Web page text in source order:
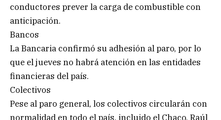
conductores prever la carga de combustible con
anticipación.
Bancos
La Bancaria confirmó su adhesión al paro, por lo
que el jueves no habrá atención en las entidades
financieras del país.
Colectivos
Pese al paro general, los colectivos circularán con
normalidad en todo el país, incluido el Chaco. Raúl